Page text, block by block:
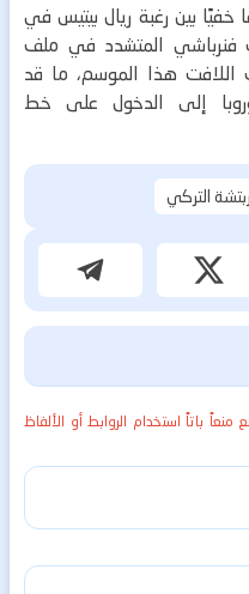
خفيًا بين رغبة ريال بيتيس في
فنرباشي المتشدد في ملف
هذا الموسم، ما قد
إلى الدخول على خط
التركي
باتاً استخدام الروابط أو الألفاظ